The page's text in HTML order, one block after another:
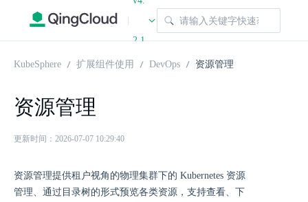
|
2.1
KubeSphere 扩展组件使用 DevOps 资源管理
资源管理
更新时间：2026-07-07 10:29:40
资源管理提供租户视角的物理集群下的 Kubernetes 资源
管理、通过目录树的形式预览各类资源，支持查看、下